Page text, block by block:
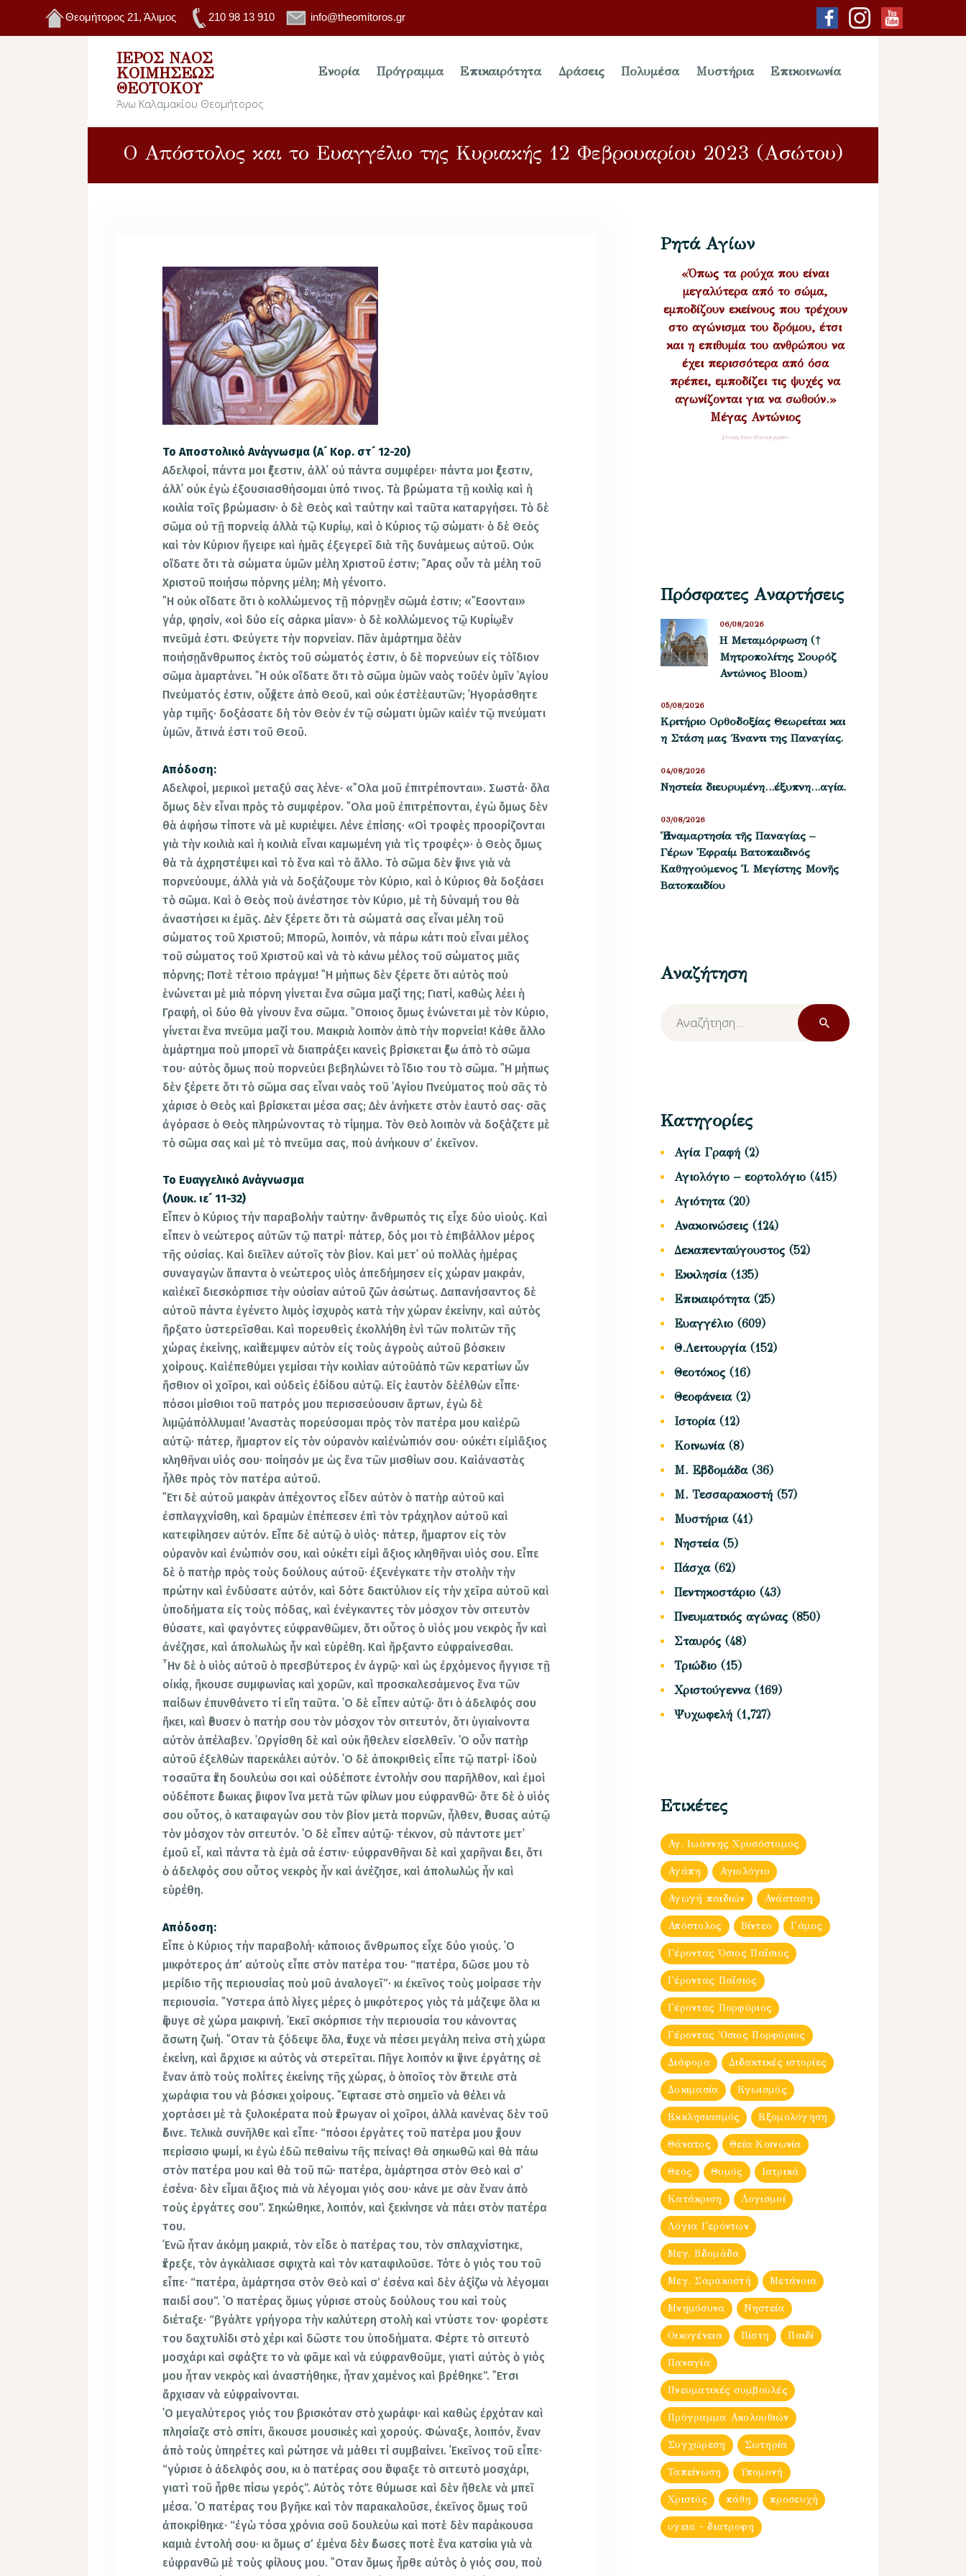
Θεομήτορος 21, Άλιμος 210 98 13 910 info@theomitoros.gr
ΙΕΡΌΣ ΝΑΌΣ
ΚΟΙΜΉΣΕΩΣ
ΘΕΟΤΌΚΟΥ
Άνω Καλαμακίου Θεομήτορος
Ενορία Πρόγραμμα Επικαιρότητα Δράσεις Πολυμέσα Μυστήρια Επικοινωνία
Ο Απόστολος και το Ευαγγέλιο της Κυριακής 12 Φεβρουαρίου 2023 (Ασώτου)
Το Αποστολικό Ανάγνωσμα (Α´ Κορ. στ´ 12-20)
Αδελφοί, πάντα μοι ἔξεστιν, ἀλλ᾿ οὐ πάντα συμφέρει· πάντα μοι ἔξεστιν,
ἀλλ᾿ οὐκ ἐγὼ ἐξουσιασθήσομαι ὑπό τινος. Τὰ βρώματα τῇ κοιλίᾳ καὶ ἡ
κοιλία τοῖς βρώμασιν· ὁ δὲ Θεὸς καὶ ταύτην καὶ ταῦτα καταργήσει. Τὸ δὲ
σῶμα οὐ τῇ πορνείᾳ ἀλλὰ τῷ Κυρίῳ, καὶ ὁ Κύριος τῷ σώματι· ὁ δὲ Θεὸς
καὶ τὸν Κύριον ἤγειρε καὶ ἡμᾶς ἐξεγερεῖ διὰ τῆς δυνάμεως αὐτοῦ. Οὐκ
οἴδατε ὅτι τὰ σώματα ὑμῶν μέλη Χριστοῦ ἐστιν; ῎Αρας οὖν τὰ μέλη τοῦ
Χριστοῦ ποιήσω πόρνης μέλη; Μὴ γένοιτο.
῎Η οὐκ οἴδατε ὅτι ὁ κολλώμενος τῇ πόρνῃἓν σῶμά ἐστιν; «῎Εσονται»
γάρ, φησίν, «οἱ δύο εἰς σάρκα μίαν»· ὁ δὲ κολλώμενος τῷ Κυρίῳἓν
πνεῦμά ἐστι. Φεύγετε τὴν πορνείαν. Πᾶν ἁμάρτημα ὃἐὰν
ποιήσῃἄνθρωπος ἐκτὸς τοῦ σώματός ἐστιν, ὁ δὲ πορνεύων εἰς τὸἴδιον
σῶμα ἁμαρτάνει. ῎Η οὐκ οἴδατε ὅτι τὸ σῶμα ὑμῶν ναὸς τοῦἐν ὑμῖν ῾Αγίου
Πνεύματός ἐστιν, οὗἔχετε ἀπὸ Θεοῦ, καὶ οὐκ ἐστὲἑαυτῶν; ᾿Ηγοράσθητε
γὰρ τιμῆς· δοξάσατε δὴ τὸν Θεὸν ἐν τῷ σώματι ὑμῶν καὶἐν τῷ πνεύματι
ὑμῶν, ἅτινά ἐστι τοῦ Θεοῦ.
Απόδοση:
Αδελφοί, μερικοὶ μεταξύ σας λένε· «῞Ολα μοῦ ἐπιτρέπονται». Σωστά· ὅλα
ὅμως δὲν εἶναι πρὸς τὸ συμφέρον. ῞Ολα μοῦ ἐπιτρέπονται, ἐγὼ ὅμως δὲν
θὰ ἀφήσω τίποτε νὰ μὲ κυριέψει. Λένε ἐπίσης· «Οἱ τροφὲς προορίζονται
γιὰ τὴν κοιλιὰ καὶ ἡ κοιλιὰ εἶναι καμωμένη γιὰ τὶς τροφές»· ὁ Θεὸς ὅμως
θὰ τὰ ἀχρηστέψει καὶ τὸ ἕνα καὶ τὸ ἄλλο. Τὸ σῶμα δὲν ἔγινε γιὰ νὰ
πορνεύουμε, ἀλλὰ γιὰ νὰ δοξάζουμε τὸν Κύριο, καὶ ὁ Κύριος θὰ δοξάσει
τὸ σῶμα. Καὶ ὁ Θεὸς ποὺ ἀνέστησε τὸν Κύριο, μὲ τὴ δύναμή του θὰ
ἀναστήσει κι ἐμᾶς. Δὲν ξέρετε ὅτι τὰ σώματά σας εἶναι μέλη τοῦ
σώματος τοῦ Χριστοῦ; Μπορῶ, λοιπόν, νὰ πάρω κάτι ποὺ εἶναι μέλος
τοῦ σώματος τοῦ Χριστοῦ καὶ νὰ τὸ κάνω μέλος τοῦ σώματος μιᾶς
πόρνης; Ποτὲ τέτοιο πράγμα! ῍Η μήπως δὲν ξέρετε ὅτι αὐτὸς ποὺ
ἑνώνεται μὲ μιὰ πόρνη γίνεται ἕνα σῶμα μαζί της; Γιατί, καθὼς λέει ἡ
Γραφή, οἱ δύο θὰ γίνουν ἕνα σῶμα. ῞Οποιος ὅμως ἑνώνεται μὲ τὸν Κύριο,
γίνεται ἕνα πνεῦμα μαζί του. Μακριὰ λοιπὸν ἀπὸ τὴν πορνεία! Κάθε ἄλλο
ἁμάρτημα ποὺ μπορεῖ νὰ διαπράξει κανεὶς βρίσκεται ἔξω ἀπὸ τὸ σῶμα
του· αὐτὸς ὅμως ποὺ πορνεύει βεβηλώνει τὸ ἴδιο του τὸ σῶμα. ῍Η μήπως
δὲν ξέρετε ὅτι τὸ σῶμα σας εἶναι ναὸς τοῦ ῾Αγίου Πνεύματος ποὺ σᾶς τὸ
χάρισε ὁ Θεὸς καὶ βρίσκεται μέσα σας; Δὲν ἀνήκετε στὸν ἑαυτό σας· σᾶς
ἀγόρασε ὁ Θεὸς πληρώνοντας τὸ τίμημα. Τὸν Θεὸ λοιπὸν νὰ δοξάζετε μὲ
τὸ σῶμα σας καὶ μὲ τὸ πνεῦμα σας, ποὺ ἀνήκουν σ’ ἐκεῖνον.
Το Ευαγγελικό Ανάγνωσμα
(Λουκ. ιε´ 11-32)
Εἶπεν ὁ Κύριος τήν παραβολήν ταύτην· ἄνθρωπός τις εἶχε δύο υἱούς. Καὶ
εἶπεν ὁ νεώτερος αὐτῶν τῷ πατρί· πάτερ, δός μοι τὸ ἐπιβάλλον μέρος
τῆς οὐσίας. Καὶ διεῖλεν αὐτοῖς τὸν βίον. Καὶ μετ᾿ οὐ πολλὰς ἡμέρας
συναγαγὼν ἅπαντα ὁ νεώτερος υἱὸς ἀπεδήμησεν εἰς χώραν μακράν,
καὶἐκεῖ διεσκόρπισε τὴν οὐσίαν αὐτοῦ ζῶν ἀσώτως. Δαπανήσαντος δὲ
αὐτοῦ πάντα ἐγένετο λιμὸς ἰσχυρὸς κατὰ τὴν χώραν ἐκείνην, καὶ αὐτὸς
ἤρξατο ὑστερεῖσθαι. Καὶ πορευθεὶς ἐκολλήθη ἑνὶ τῶν πολιτῶν τῆς
χώρας ἐκείνης, καὶἔπεμψεν αὐτὸν εἰς τοὺς ἀγροὺς αὐτοῦ βόσκειν
χοίρους. Καὶἐπεθύμει γεμίσαι τὴν κοιλίαν αὐτοῦἀπὸ τῶν κερατίων ὧν
ἤσθιον οἱ χοῖροι, καὶ οὐδεὶς ἐδίδου αὐτῷ. Εἰς ἑαυτὸν δὲἐλθὼν εἶπε·
πόσοι μίσθιοι τοῦ πατρός μου περισσεύουσιν ἄρτων, ἐγὼ δὲ
λιμῷἀπόλλυμαι! ᾿Αναστὰς πορεύσομαι πρὸς τὸν πατέρα μου καὶἐρῶ
αὐτῷ· πάτερ, ἥμαρτον εἰς τὸν οὐρανὸν καὶἐνώπιόν σου· οὐκέτι εἰμὶἄξιος
κληθῆναι υἱός σου· ποίησόν με ὡς ἕνα τῶν μισθίων σου. Καὶἀναστὰς
ἦλθε πρὸς τὸν πατέρα αὐτοῦ.
῎Ετι δὲ αὐτοῦ μακρὰν ἀπέχοντος εἶδεν αὐτὸν ὁ πατὴρ αὐτοῦ καὶ
ἐσπλαγχνίσθη, καὶ δραμὼν ἐπέπεσεν ἐπὶ τὸν τράχηλον αὐτοῦ καὶ
κατεφίλησεν αὐτόν. Εἶπε δὲ αὐτῷ ὁ υἱός· πάτερ, ἥμαρτον εἰς τὸν
οὐρανὸν καὶ ἐνώπιόν σου, καὶ οὐκέτι εἰμὶ ἄξιος κληθῆναι υἱός σου. Εἶπε
δὲ ὁ πατὴρ πρὸς τοὺς δούλους αὐτοῦ· ἐξενέγκατε τὴν στολὴν τὴν
πρώτην καὶ ἐνδύσατε αὐτόν, καὶ δότε δακτύλιον εἰς τὴν χεῖρα αὐτοῦ καὶ
ὑποδήματα εἰς τοὺς πόδας, καὶ ἐνέγκαντες τὸν μόσχον τὸν σιτευτὸν
θύσατε, καὶ φαγόντες εὐφρανθῶμεν, ὅτι οὗτος ὁ υἱός μου νεκρὸς ἦν καὶ
ἀνέζησε, καὶ ἀπολωλὼς ἦν καὶ εὑρέθη. Καὶ ἤρξαντο εὐφραίνεσθαι.
῏Ην δὲ ὁ υἱὸς αὐτοῦ ὁ πρεσβύτερος ἐν ἀγρῷ· καὶ ὡς ἐρχόμενος ἤγγισε τῇ
οἰκίᾳ, ἤκουσε συμφωνίας καὶ χορῶν, καὶ προσκαλεσάμενος ἕνα τῶν
παίδων ἐπυνθάνετο τί εἴη ταῦτα. ῾Ο δὲ εἶπεν αὐτῷ· ὅτι ὁ ἀδελφός σου
ἥκει, καὶ ἔθυσεν ὁ πατήρ σου τὸν μόσχον τὸν σιτευτόν, ὅτι ὑγιαίνοντα
αὐτὸν ἀπέλαβεν. ᾿Ωργίσθη δὲ καὶ οὐκ ἤθελεν εἰσελθεῖν. ῾Ο οὖν πατὴρ
αὐτοῦ ἐξελθὼν παρεκάλει αὐτόν. ῾Ο δὲ ἀποκριθεὶς εἶπε τῷ πατρί· ἰδοὺ
τοσαῦτα ἔτη δουλεύω σοι καὶ οὐδέποτε ἐντολήν σου παρῆλθον, καὶ ἐμοὶ
οὐδέποτε ἔδωκας ἔριφον ἵνα μετὰ τῶν φίλων μου εὐφρανθῶ· ὅτε δὲ ὁ υἱός
σου οὗτος, ὁ καταφαγών σου τὸν βίον μετὰ πορνῶν, ἦλθεν, ἔθυσας αὐτῷ
τὸν μόσχον τὸν σιτευτόν. ῾Ο δὲ εἶπεν αὐτῷ· τέκνον, σὺ πάντοτε μετ᾿
ἐμοῦ εἶ, καὶ πάντα τὰ ἐμὰ σά ἐστιν· εὐφρανθῆναι δὲ καὶ χαρῆναι ἔδει, ὅτι
ὁ ἀδελφός σου οὗτος νεκρὸς ἦν καὶ ἀνέζησε, καὶ ἀπολωλὼς ἦν καὶ
εὑρέθη.
Απόδοση:
Εἶπε ὁ Κύριος τήν παραβολή· κάποιος ἄνθρωπος εἶχε δύο γιούς. ῾Ο
μικρότερος ἀπ’ αὐτοὺς εἶπε στὸν πατέρα του· “πατέρα, δῶσε μου τὸ
μερίδιο τῆς περιουσίας ποὺ μοῦ ἀναλογεῖ”· κι ἐκεῖνος τοὺς μοίρασε τὴν
περιουσία. ῞Υστερα ἀπὸ λίγες μέρες ὁ μικρότερος γιὸς τὰ μάζεψε ὅλα κι
ἔφυγε σὲ χώρα μακρινή. ᾿Εκεῖ σκόρπισε τὴν περιουσία του κάνοντας
ἄσωτη ζωή. ῞Οταν τὰ ξόδεψε ὅλα, ἔτυχε νὰ πέσει μεγάλη πείνα στὴ χώρα
ἐκείνη, καὶ ἄρχισε κι αὐτὸς νὰ στερεῖται. Πῆγε λοιπόν κι ἔγινε ἐργάτης σὲ
ἕναν ἀπὸ τοὺς πολίτες ἐκείνης τῆς χώρας, ὁ ὁποῖος τὸν ἔστειλε στὰ
χωράφια του νὰ βόσκει χοίρους. ῎Εφτασε στὸ σημεῖο νὰ θέλει νὰ
χορτάσει μὲ τὰ ξυλοκέρατα ποὺ ἔτρωγαν οἱ χοῖροι, ἀλλὰ κανένας δὲν τοῦ
ἔδινε. Τελικὰ συνῆλθε καὶ εἶπε· “πόσοι ἐργάτες τοῦ πατέρα μου ἔχουν
περίσσιο ψωμί, κι ἐγὼ ἐδῶ πεθαίνω τῆς πείνας! Θὰ σηκωθῶ καὶ θὰ πάω
στὸν πατέρα μου καὶ θὰ τοῦ πῶ· πατέρα, ἁμάρτησα στὸν Θεὸ καὶ σ’
ἐσένα· δὲν εἶμαι ἄξιος πιὰ νὰ λέγομαι γιός σου· κάνε με σὰν ἕναν ἀπὸ
τοὺς ἐργάτες σου”. Σηκώθηκε, λοιπόν, καὶ ξεκίνησε νὰ πάει στὸν πατέρα
του.
᾿Ενῶ ἦταν ἀκόμη μακριά, τὸν εἶδε ὁ πατέρας του, τὸν σπλαχνίστηκε,
ἔτρεξε, τὸν ἀγκάλιασε σφιχτὰ καὶ τὸν καταφιλοῦσε. Τότε ὁ γιός του τοῦ
εἶπε· “πατέρα, ἁμάρτησα στὸν Θεὸ καὶ σ’ ἐσένα καὶ δὲν ἀξίζω νὰ λέγομαι
παιδί σου”. ῾Ο πατέρας ὅμως γύρισε στοὺς δούλους του καὶ τοὺς
διέταξε· “βγάλτε γρήγορα τὴν καλύτερη στολὴ καὶ ντύστε τον· φορέστε
του δαχτυλίδι στὸ χέρι καὶ δῶστε του ὑποδήματα. Φέρτε τὸ σιτευτὸ
μοσχάρι καὶ σφάξτε το νὰ φᾶμε καὶ νὰ εὐφρανθοῦμε, γιατὶ αὐτὸς ὁ γιός
μου ἦταν νεκρὸς καὶ ἀναστήθηκε, ἦταν χαμένος καὶ βρέθηκε”. ῎Ετσι
ἄρχισαν νὰ εὐφραίνονται.
῾Ο μεγαλύτερος γιός του βρισκόταν στὸ χωράφι· καὶ καθὼς ἐρχόταν καὶ
πλησίαζε στὸ σπίτι, ἄκουσε μουσικὲς καὶ χορούς. Φώναξε, λοιπόν, ἕναν
ἀπὸ τοὺς ὑπηρέτες καὶ ρώτησε νὰ μάθει τί συμβαίνει. ᾿Εκεῖνος τοῦ εἶπε·
“γύρισε ὁ ἀδελφός σου, κι ὁ πατέρας σου ἔσφαξε τὸ σιτευτὸ μοσχάρι,
γιατὶ τοῦ ἦρθε πίσω γερός”. Αὐτὸς τότε θύμωσε καὶ δὲν ἤθελε νὰ μπεῖ
μέσα. ῾Ο πατέρας του βγῆκε καὶ τὸν παρακαλοῦσε, ἐκεῖνος ὅμως τοῦ
ἀποκρίθηκε· “ἐγὼ τόσα χρόνια σοῦ δουλεύω καὶ ποτὲ δὲν παράκουσα
καμιὰ ἐντολή σου· κι ὅμως σ’ ἐμένα δὲν ἔδωσες ποτὲ ἕνα κατσίκι γιὰ νὰ
εὐφρανθῶ μὲ τοὺς φίλους μου. ῞Οταν ὅμως ἦρθε αὐτὸς ὁ γιός σου, ποὺ
Ρητά Αγίων
«Όπως τα ρούχα που είναι
μεγαλύτερα από το σώμα,
εμποδίζουν εκείνους που τρέχουν
στο αγώνισμα του δρόμου, έτσι
και η επιθυμία του ανθρώπου να
έχει περισσότερα από όσα
πρέπει, εμποδίζει τις ψυχές να
αγωνίζονται για να σωθούν.»
Μέγας Αντώνιος
Σύναξη Νέων Παλαιοχωρίου
Πρόσφατες Αναρτήσεις
Η Μεταμόρφωση (†
Μητροπολίτης Σουρόζ
Αντώνιος Bloom)
06/08/2026
Kριτήριο Oρθοδοξίας Θεωρείται και
η Στάση μας ΄Εναντι της Παναγίας.
05/08/2026
Νηστεία διευρυμένη…έξυπνη…αγία.
04/08/2026
Ἡ ἀναμαρτησία τῆς Παναγίας –
Γέρων Ἐφραίμ Βατοπαιδινός
Καθηγούμενος Ἱ. Μεγίστης Μονῆς
Βατοπαιδίου
03/08/2026
Αναζήτηση
Αναζήτηση
για:
Κατηγορίες
Αγία Γραφή (2)
Αγιολόγιο – εορτολόγιο (415)
Αγιότητα(20)
Ανακοινώσεις (124)
Δεκαπενταύγουστος (52)
Εκκλησία(135)
Επικαιρότητα(25)
Ευαγγέλιο (609)
Θ.Λειτουργία(152)
Θεοτόκος (16)
Θεοφάνεια(2)
Ιστορία(12)
Κοινωνία(8)
Μ. Εβδομάδα(36)
Μ. Τεσσαρακοστή (57)
Μυστήρια(41)
Νηστεία(5)
Πάσχα(62)
Πεντηκοστάριο (43)
Πνευματικός αγώνας (850)
Σταυρός (48)
Τριώδιο (15)
Χριστούγεννα(169)
Ψυχωφελή (1,727)
Ετικέτες
Αγ. Ιωάννης Χρυσόστομος
Αγάπη Αγιολόγιο
Αγωγή παιδιών Ανάσταση
Απόστολος Βίντεο Γάμος
Γέροντας Όσιος Παΐσιος
Γέροντας Παΐσιος
Γέροντας Πορφύριος
Γέροντας Ὀσιος Πορφύριος
Διάφορα Διδακτικές ιστορίες
Δοκιμασία Εγωισμός
Εκκλησιασμός Εξομολόγηση
Θάνατος Θεία Κοινωνία
Θεός Θυμός Ιατρικά
Κατάκριση Λογισμοί
Λόγια Γερόντων
Μεγ. Βδομἀδα
Μεγ. Σαρακοστή Μετάνοια
Μνημόσυνα Νηστεία
Οικογένεια Πίστη Παιδί
Παναγία
Πνευματικές συμβουλές
Πρόγραμμα Ακολουθιών
Συγχώρεση Σωτηρία
Ταπείνωση Υπομονή
Χριστός πάθη προσευχή
υγεια - διατροφη